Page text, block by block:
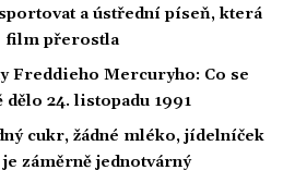
a ústřední píseň, která
film přerostla
Freddieho Mercuryho: Co se
dělo 24. listopadu 1991
cukr, žádné mléko, jídelníček
je záměrně jednotvárný